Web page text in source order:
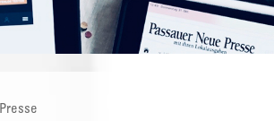
Presse